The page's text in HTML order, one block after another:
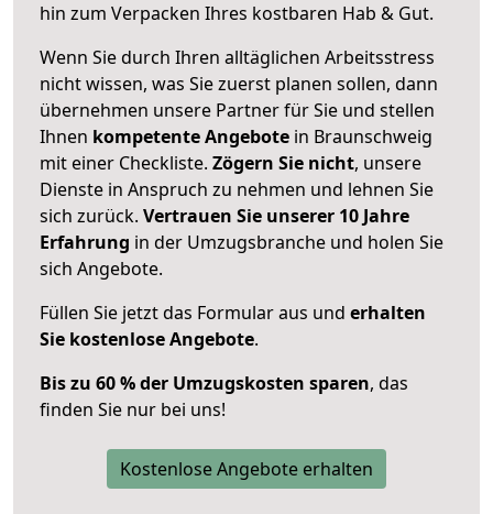
hin zum Verpacken Ihres kostbaren Hab & Gut.
Wenn Sie durch Ihren alltäglichen Arbeitsstress
nicht wissen, was Sie zuerst planen sollen, dann
übernehmen unsere Partner für Sie und stellen
Ihnen kompetente Angebote in Braunschweig
mit einer Checkliste. Zögern Sie nicht, unsere
Dienste in Anspruch zu nehmen und lehnen Sie
sich zurück. Vertrauen Sie unserer 10 Jahre
Erfahrung in der Umzugsbranche und holen Sie
sich Angebote.
Füllen Sie jetzt das Formular aus und erhalten
Sie kostenlose Angebote.
Bis zu 60 % der Umzugskosten sparen, das
finden Sie nur bei uns!
Kostenlose Angebote erhalten